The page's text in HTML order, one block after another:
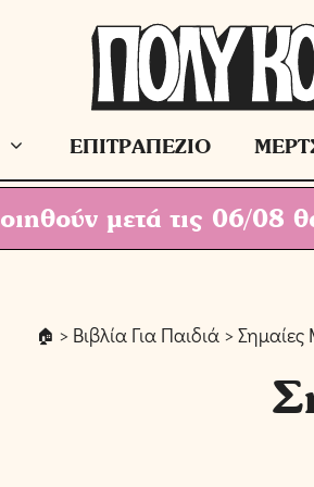
ΕΠΙΤΡΑΠΕΖΙΟ
μετά τις 06/08
> Βιβλία Για Παιδιά> Σημαίες